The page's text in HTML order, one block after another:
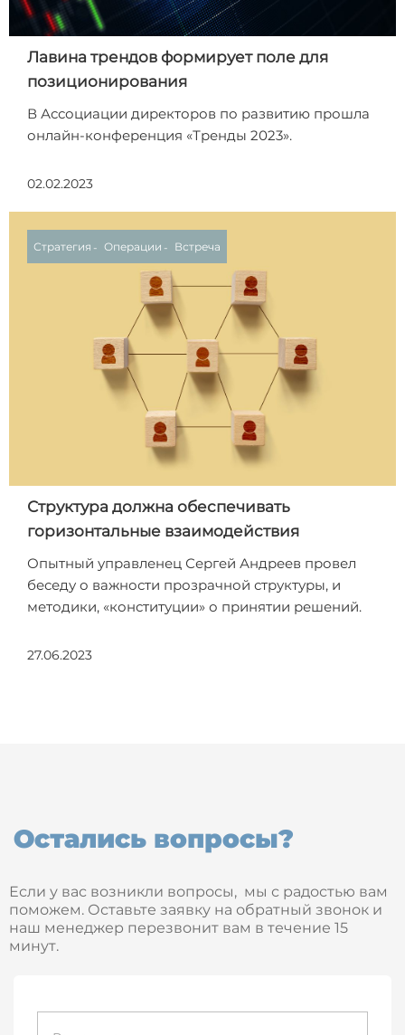
Лавина трендов формирует поле для
позиционирования
В Ассоциации директоров по развитию прошла
онлайн-конференция «Тренды 2023».
02.02.2023
Стратегия Операции Встреча
Структура должна обеспечивать
горизонтальные взаимодействия
Опытный управленец Сергей Андреев провел
беседу о важности прозрачной структуры, и
методики, «конституции» о принятии решений.
27.06.2023
Остались вопросы?
Если у вас возникли вопросы, мы с радостью вам
поможем. Оставьте заявку на обратный звонок и
наш менеджер перезвонит вам в течение 15
минут.